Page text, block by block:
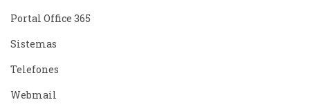
Portal Office 365
Sistemas
Telefones
Webmail